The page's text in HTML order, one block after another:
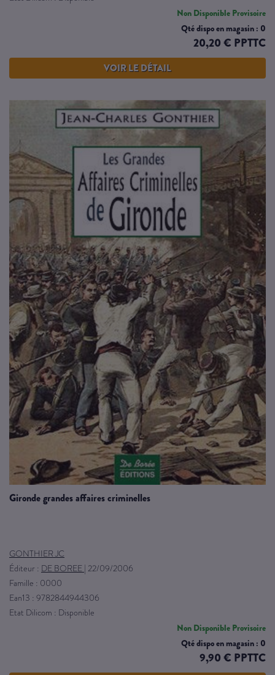
Non Disponible Provisoire
Qté dispo en magasin : 0
20,20 € PPTTC
VOIR LE DÉTAIL
gironde grandes affaires criminelles
GONTHIER JC
Éditeur : DE BOREE | 22/09/2006
Famille : 0000
Ean13 : 9782844944306
Etat Dilicom : Disponible
Non Disponible Provisoire
Qté dispo en magasin : 0
9,90 € PPTTC